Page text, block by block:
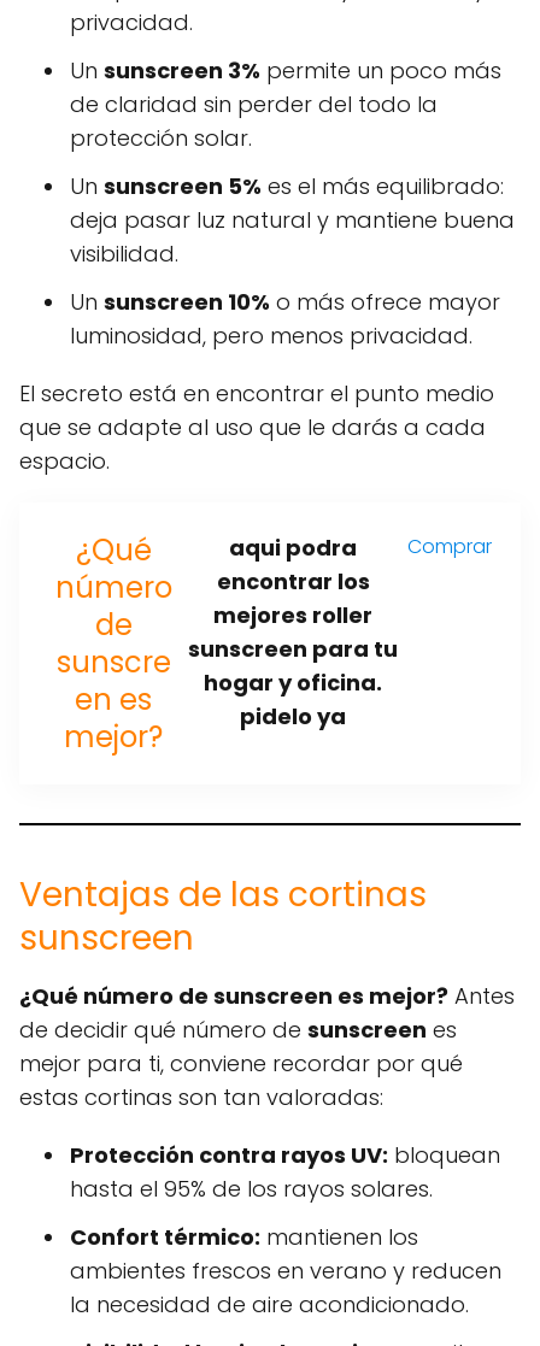
privacidad.
Un sunscreen 3% permite un poco más
de claridad sin perder del todo la
protección solar.
Un sunscreen 5% es el más equilibrado:
deja pasar luz natural y mantiene buena
visibilidad.
Un sunscreen 10% o más ofrece mayor
luminosidad, pero menos privacidad.
El secreto está en encontrar el punto medio
que se adapte al uso que le darás a cada
espacio.
¿Qué
número
de
sunscre
en es
mejor?
aqui podra
encontrar los
mejores roller
sunscreen para tu
hogar y oficina.
pidelo ya
Comprar
Ventajas de las cortinas
sunscreen
¿Qué número de sunscreen es mejor? Antes
de decidir qué número de sunscreen es
mejor para ti, conviene recordar por qué
estas cortinas son tan valoradas:
Protección contra rayos UV: bloquean
hasta el 95% de los rayos solares.
Confort térmico: mantienen los
ambientes frescos en verano y reducen
la necesidad de aire acondicionado.